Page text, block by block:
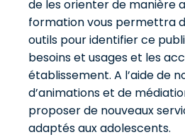
de les orienter de manière
formation vous permettra
outils pour identifier ce
besoins et usages et les
établissement. A l’aide de
d’animations et de
proposer de nouveaux
adaptés aux adolescents.